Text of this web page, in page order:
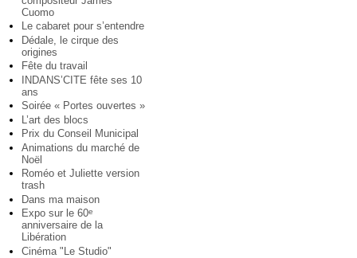
Cuomo
Le cabaret pour s’entendre
Dédale, le cirque des
origines
Fête du travail
INDANS’CITE fête ses 10
ans
Soirée « Portes ouvertes »
L’art des blocs
Prix du Conseil Municipal
Animations du marché de
Noël
Roméo et Juliette version
trash
Dans ma maison
Expo sur le 60e
anniversaire de la
Libération
Cinéma "Le Studio"